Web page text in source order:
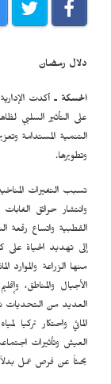
دلال رمضان
الحسكة ـأكدت
على التأثير السلبي
التنمية المستدامة
وتطويرها.
تسبب التغيرات
وانتشار حرائق
القطبية واتساع
إلى تهديد الحياة على
منها الزراعة والموارد
الأجيال والمناطق،
العديد من التحديات
المائي واحتكار تركيا
العيش وتأثيرات
بحثاً عن فرص عمل بدلاً